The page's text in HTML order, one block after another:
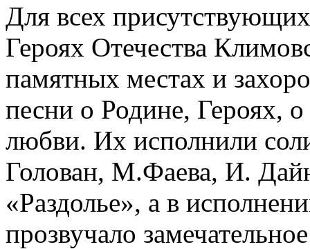
Для всех
Героях Отечества
памятных местах и
песни о Родине, Героях,
любви. Их исполнили
Голован, М.Фаева, И.
«Раздолье», а в
прозвучало